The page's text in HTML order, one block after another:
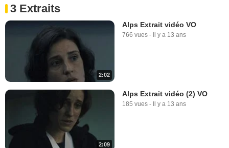
3 Extraits
2:02
Alps Extrait vidéo VO
766 vues - Il y a 13 ans
2:09
Alps Extrait vidéo (2) VO
185 vues - Il y a 13 ans